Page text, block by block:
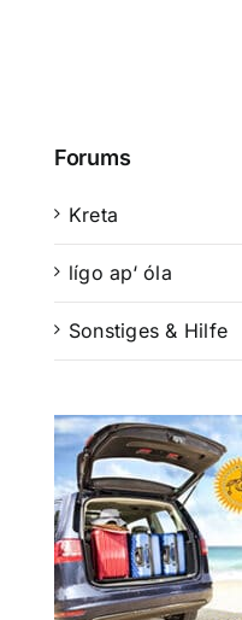
Forums
Kreta
lígo ap‘ óla
Sonstiges & Hilfe